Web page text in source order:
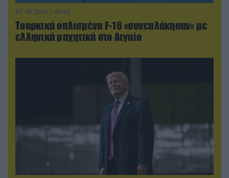
07.08.2026 | 00:02
Τουρκικά οπλισμένα F-16 «συνεπλάκησαν» με
ελληνικά μαχητικά στο Αιγαίο